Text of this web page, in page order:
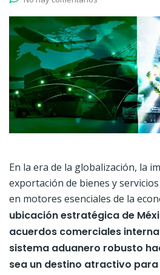
En la era de la globalización, la
exportación de bienes y
en motores esenciales de la
ubicación estratégica de
acuerdos comerciales
sistema aduanero robusto
sea un destino atractivo